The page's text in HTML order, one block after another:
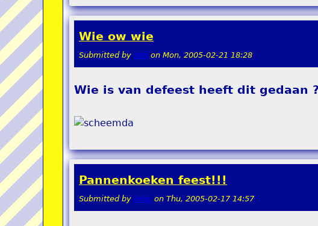
Wie ow wie
Submitted by stel on Mon, 2005-02-21 18:28
Wie is van defeest heeft dit gedaan
Pannenkoeken feest!!!
Submitted by remi on Thu, 2005-02-17 14:57